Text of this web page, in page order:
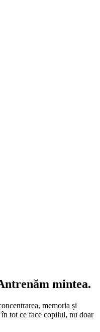
mintea.
memoria și
tot ce face copilul, nu doar